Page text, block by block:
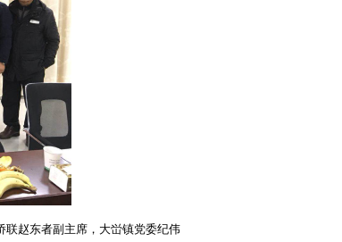
联赵东者副主席，大峃镇党委纪伟